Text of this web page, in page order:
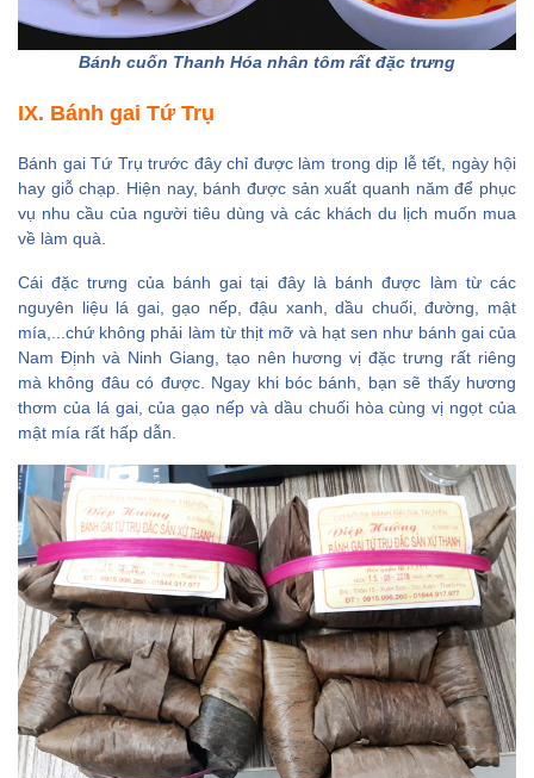
Bánh cuốn Thanh Hóa nhân tôm rất đặc trưng
IX. Bánh gai Tứ Trụ
Bánh gai Tứ Trụ trước đây chỉ được làm trong dịp lễ tết, ngày hội
hay giỗ chạp. Hiện nay, bánh được sản xuất quanh năm để phục
vụ nhu cầu của người tiêu dùng và các khách du lịch muốn mua
về làm quà.
Cái đặc trưng của bánh gai tại đây là bánh được làm từ các
nguyên liệu lá gai, gạo nếp, đậu xanh, dầu chuối, đường, mật
mía,...chứ không phải làm từ thịt mỡ và hạt sen như bánh gai của
Nam Định và Ninh Giang, tạo nên hương vị đặc trưng rất riêng
mà không đâu có được. Ngay khi bóc bánh, bạn sẽ thấy hương
thơm của lá gai, của gạo nếp và dầu chuối hòa cùng vị ngọt của
mật mía rất hấp dẫn.